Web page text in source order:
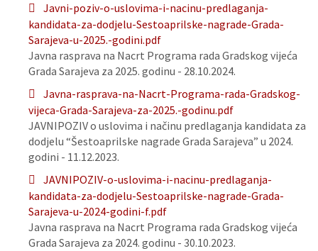
Javni-poziv-o-uslovima-i-nacinu-predlaganja-
kandidata-za-dodjelu-Sestoaprilske-nagrade-Grada-
Sarajeva-u-2025.-godini.pdf
Javna rasprava na Nacrt Programa rada Gradskog vijeća
Grada Sarajeva za 2025. godinu - 28.10.2024.
Javna-rasprava-na-Nacrt-Programa-rada-Gradskog-
vijeca-Grada-Sarajeva-za-2025.-godinu.pdf
JAVNIPOZIV o uslovima i načinu predlaganja kandidata za
dodjelu “Šestoaprilske nagrade Grada Sarajeva” u 2024.
godini - 11.12.2023.
JAVNIPOZIV-o-uslovima-i-nacinu-predlaganja-
kandidata-za-dodjelu-Sestoaprilske-nagrade-Grada-
Sarajeva-u-2024-godini-f.pdf
Javna rasprava na Nacrt Programa rada Gradskog vijeća
Grada Sarajeva za 2024. godinu - 30.10.2023.